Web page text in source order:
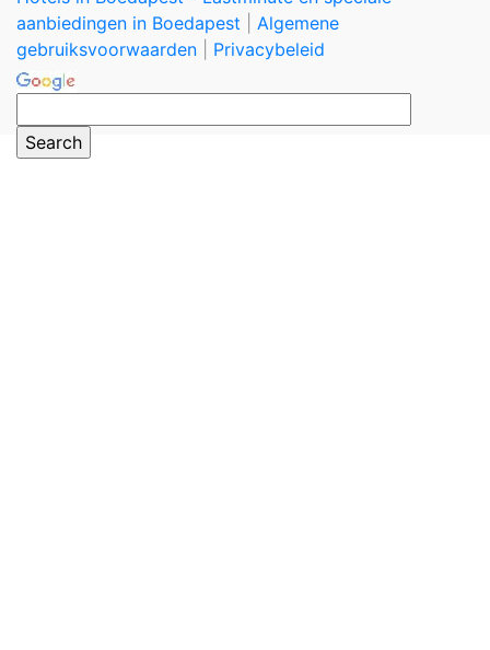
aanbiedingen in Boedapest
Algemene
gebruiksvoorwaarden
Privacybeleid